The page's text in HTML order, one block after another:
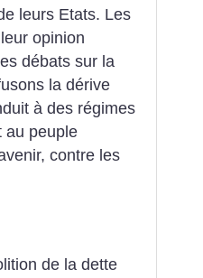
leurs Etats. Les
opinion
débats sur la
la dérive
à des régimes
au peuple
contre les
de la dette